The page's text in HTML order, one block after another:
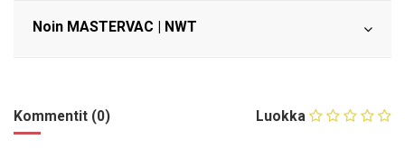
Noin MASTERVAC | NWT
Luokka
Kommentit (0)